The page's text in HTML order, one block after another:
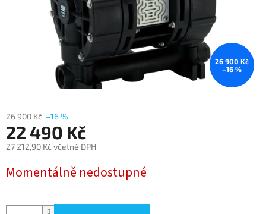
26 900 Kč
–16 %
26 900 Kč –16 %
22 490 Kč
27 212,90 Kč včetně DPH
cena:
Momentálně nedostupné